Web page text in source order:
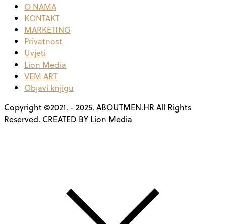
O NAMA
KONTAKT
MARKETING
Privatnost
Uvjeti
Lion Media
VEM ART
Objavi knjigu
Copyright ©2021. - 2025. ABOUTMEN.HR All Rights
Reserved. CREATED BY Lion Media